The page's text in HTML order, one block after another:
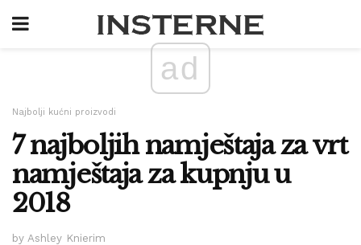
ad
Najbolji kućni proizvodi
7 najboljih namještaja za vrt
namještaja za kupnju u
2018
by Ashley Knierim